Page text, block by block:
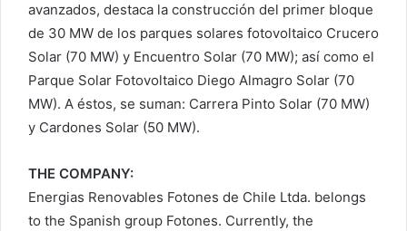
avanzados, destaca la construcción del primer bloque
de 30 MW de los parques solares fotovoltaico Crucero
Solar (70 MW) y Encuentro Solar (70 MW); así como el
Parque Solar Fotovoltaico Diego Almagro Solar (70
MW). A éstos, se suman: Carrera Pinto Solar (70 MW)
y Cardones Solar (50 MW).
THE COMPANY:
Energias Renovables Fotones de Chile Ltda. belongs
to the Spanish group Fotones. Currently, the